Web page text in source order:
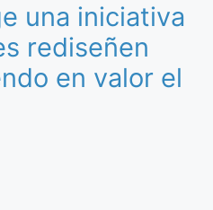
una iniciativa
rediseñen
en valor el